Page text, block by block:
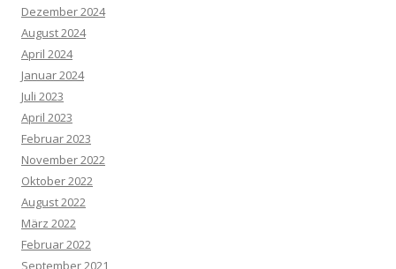
Dezember 2024
August 2024
April 2024
Januar 2024
Juli 2023
April 2023
Februar 2023
November 2022
Oktober 2022
August 2022
März 2022
Februar 2022
September 2021